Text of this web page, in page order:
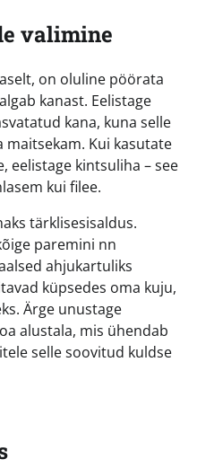
valimine
on oluline pöörata
kanast. Eelistage
kana, kuna selle
Kui kasutate
eelistage kintsuliha – see
kui filee.
tärklisesisaldus.
paremini nn
ahjukartuliks
küpsedes oma kuju,
Ärge unustage
alustala, mis ühendab
selle soovitud kuldse